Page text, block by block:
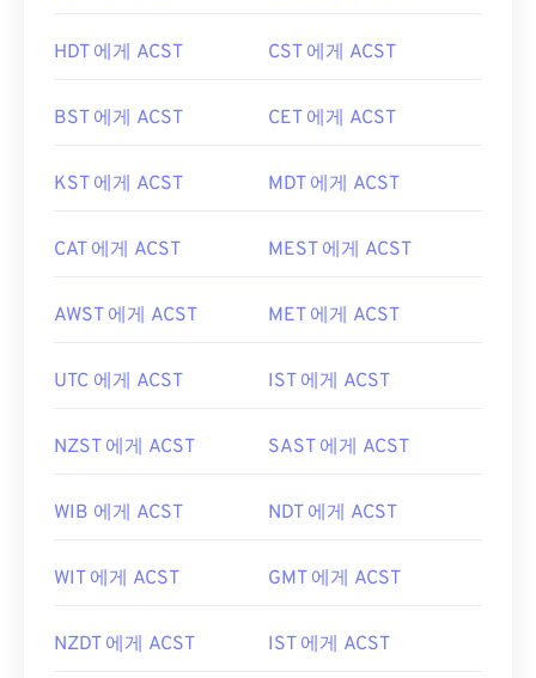
HDT 에게 ACST CST 에게 ACST
BST 에게 ACST CET 에게 ACST
KST 에게 ACST MDT 에게 ACST
CAT 에게 ACST MEST 에게 ACST
AWST 에게 ACST MET 에게 ACST
UTC 에게 ACST IST 에게 ACST
NZST 에게 ACST SAST 에게 ACST
WIB 에게 ACST NDT 에게 ACST
WIT 에게 ACST GMT 에게 ACST
NZDT 에게 ACST IST 에게 ACST